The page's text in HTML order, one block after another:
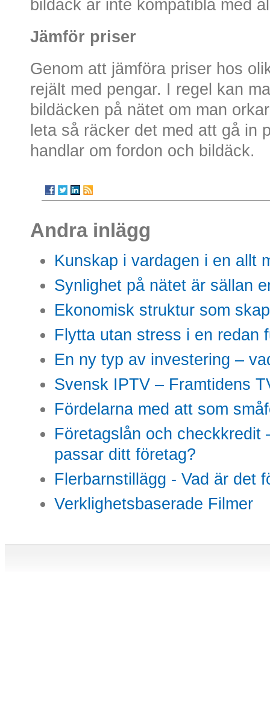
bildäck är inte kompatibla med
Jämför priser
Genom att jämföra priser hos
rejält med pengar. I regel kan
bildäcken på nätet om man
leta så räcker det med att gå in
handlar om fordon och bildäck.
Andra inlägg
Kunskap i vardagen i en allt
Synlighet på nätet är sällan
Ekonomisk struktur som
Flytta utan stress i en redan
En ny typ av investering –
Svensk IPTV – Framtidens
Fördelarna med att som
Företagslån och checkkredit
passar ditt företag?
Flerbarnstillägg - Vad är det
Verklighetsbaserade Filmer